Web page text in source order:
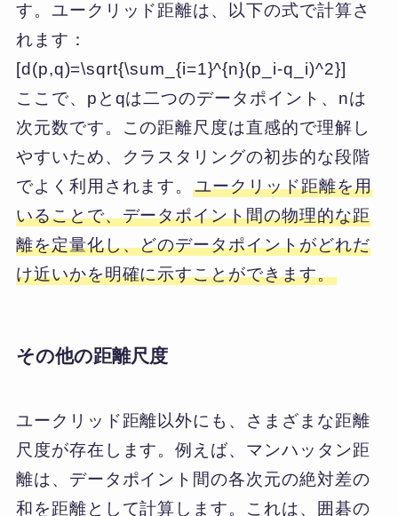
す。ユークリッド距離は、以下の式で計算さ
れます：
[d(p,q)=\sqrt{\sum_{i=1}^{n}(p_i-q_i)^2}]
ここで、pとqは二つのデータポイント、nは
次元数です。この距離尺度は直感的で理解し
やすいため、クラスタリングの初歩的な段階
でよく利用されます。ユークリッド距離を用
いることで、データポイント間の物理的な距
離を定量化し、どのデータポイントがどれだ
け近いかを明確に示すことができます。
その他の距離尺度
ユークリッド距離以外にも、さまざまな距離
尺度が存在します。例えば、マンハッタン距
離は、データポイント間の各次元の絶対差の
和を距離として計算します。これは、囲碁の